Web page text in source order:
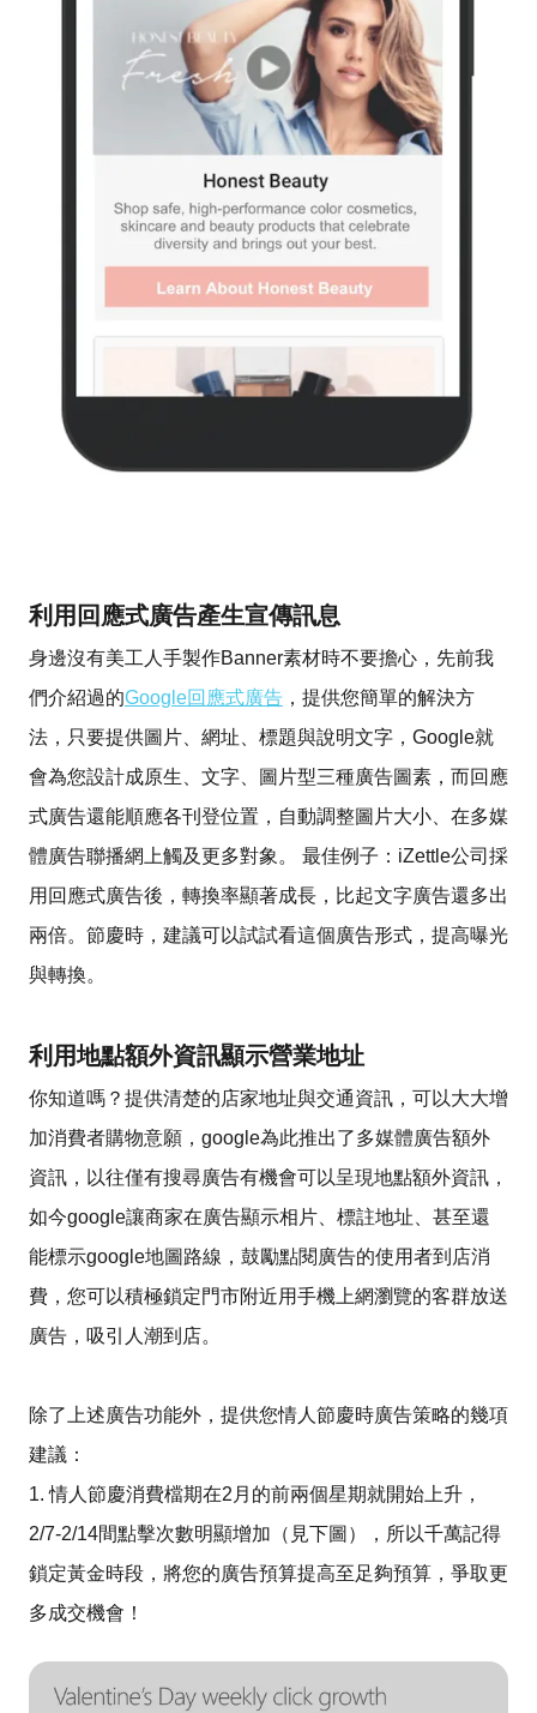
利用回應式廣告產生宣傳訊息
身邊沒有美工人手製作Banner素材時不要擔心，先前我
們介紹過的Google回應式廣告 ，提供您簡單的解決方
法，只要提供圖片、網址、標題與說明文字，Google就
會為您設計成原生、文字、圖片型三種廣告圖素，而回應
式廣告還能順應各刊登位置，自動調整圖片大小、在多媒
體廣告聯播網上觸及更多對象。 最佳例子：iZettle公司採
用回應式廣告後，轉換率顯著成長，比起文字廣告還多出
兩倍。節慶時，建議可以試試看這個廣告形式，提高曝光
與轉換。
利用地點額外資訊顯示營業地址
你知道嗎？提供清楚的店家地址與交通資訊，可以大大增
加消費者購物意願，google為此推出了多媒體廣告額外
資訊，以往僅有搜尋廣告有機會可以呈現地點額外資訊，
如今google讓商家在廣告顯示相片、標註地址、甚至還
能標示google地圖路線，鼓勵點閱廣告的使用者到店消
費，您可以積極鎖定門市附近用手機上網瀏覽的客群放送
廣告，吸引人潮到店。
除了上述廣告功能外，提供您情人節慶時廣告策略的幾項
建議：
1. 情人節慶消費檔期在2月的前兩個星期就開始上升，
2/7-2/14間點擊次數明顯增加（見下圖），所以千萬記得
鎖定黃金時段，將您的廣告預算提高至足夠預算，爭取更
多成交機會！